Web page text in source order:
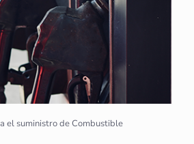
el suministro de Combustible